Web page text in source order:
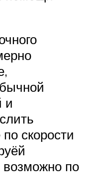
и
скорости
по